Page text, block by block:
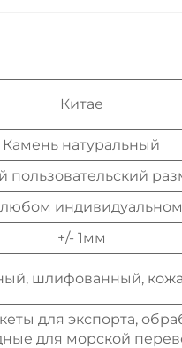
Китае
Камень натуральный
пользовательский
+/- 1мм
шлифованный,
для экспорта,
для морской